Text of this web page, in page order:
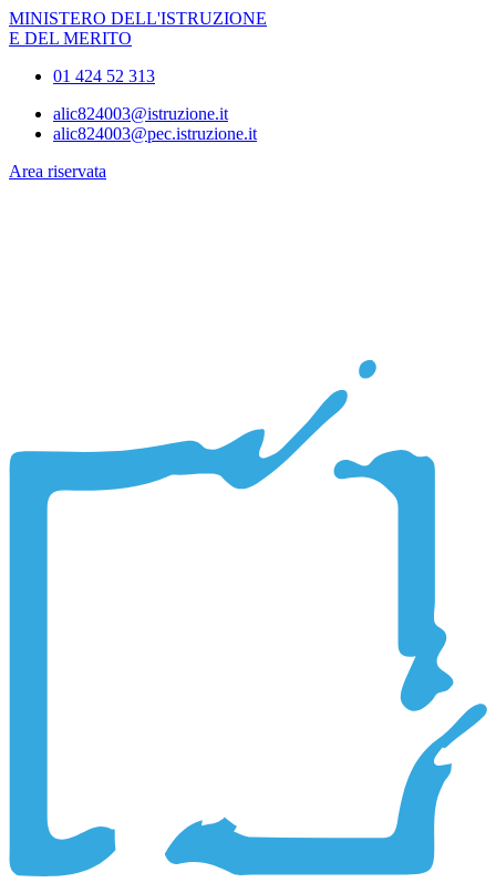
MINISTERO DELL'ISTRUZIONE
E DEL MERITO
01 424 52 313
alic824003@istruzione.it
alic824003@pec.istruzione.it
Area riservata